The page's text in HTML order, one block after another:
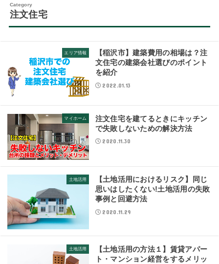
注文住宅
エリア情報
【稲沢市】建築費用の相場は？注
文住宅の建築会社選びのポイント
を紹介
2022.01.13
マイホーム
注文住宅を建てるときにキッチン
で失敗しないための解決方法
2020.11.30
土地活用
【土地活用におけるリスク】同じ
思いはしたくない!土地活用の失敗
事例と回避方法
2020.11.29
土地活用
【土地活用の方法１】賃貸アパー
ト・マンション経営をするメリッ